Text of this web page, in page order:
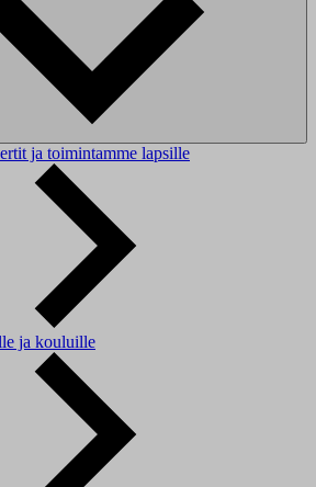
ja toimintamme lapsille
ja kouluille